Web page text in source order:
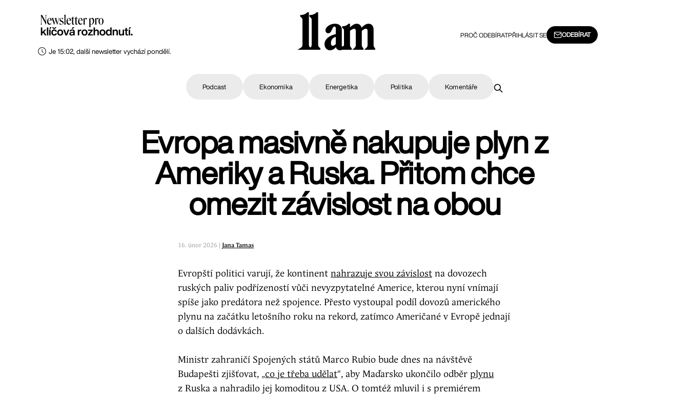
Je 15:02, další newsletter vychází pondělí. 11 am PROČ ODEBÍRATPŘIHLÁSIT SE ODEBÍRAT
Podcast Ekonomika Energetika Politika Komentáře
Evropa masivně nakupuje plyn z
Ameriky a Ruska. Přitom chce
omezit závislost na obou
16. únor 2026 | Jana Tamas
Evropští politici varují, že kontinent nahrazuje svou závislost na dovozech
ruských paliv podřízeností vůči nevyzpytatelné Americe, kterou nyní vnímají
spíše jako predátora než spojence. Přesto vystoupal podíl dovozů amerického
plynu na začátku letošního roku na rekord, zatímco Američané v Evropě jednají
o dalších dodávkách.
Ministr zahraničí Spojených států Marco Rubio bude dnes na návštěvě
Budapešti zjišťovat, „co je třeba udělat“, aby Maďarsko ukončilo odběr plynu
z Ruska a nahradilo jej komoditou z USA. O tomtéž mluvil i s premiérem